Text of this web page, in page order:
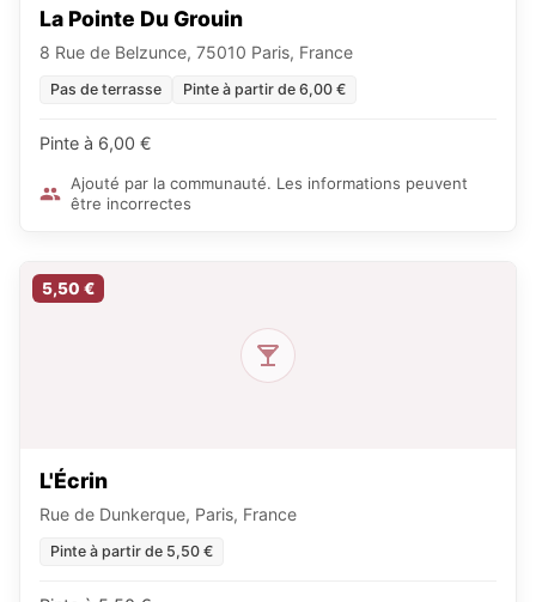
La Pointe Du Grouin
8 Rue de Belzunce, 75010 Paris, France
Pas de terrasse Pinte à partir de 6,00 €
Pinte à 6,00 €
Ajouté par la communauté. Les informations peuvent
être incorrectes
5,50 €
L'Écrin
Rue de Dunkerque, Paris, France
Pinte à partir de 5,50 €